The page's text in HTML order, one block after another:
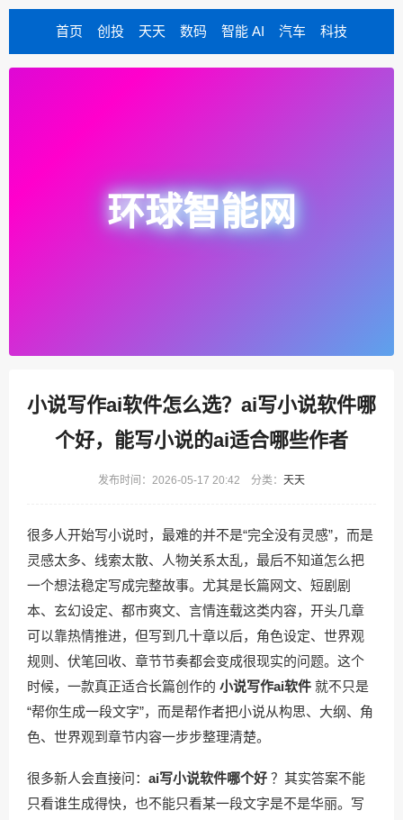
首页 创投 天天 数码 智能 AI 汽车 科技
环球智能网
小说写作ai软件怎么选？ai写小说软件哪
个好，能写小说的ai适合哪些作者
发布时间：2026-05-17 20:42 分类： 天天
很多人开始写小说时，最难的并不是“完全没有灵感”，而是
灵感太多、线索太散、人物关系太乱，最后不知道怎么把
一个想法稳定写成完整故事。尤其是长篇网文、短剧剧
本、玄幻设定、都市爽文、言情连载这类内容，开头几章
可以靠热情推进，但写到几十章以后，角色设定、世界观
规则、伏笔回收、章节节奏都会变成很现实的问题。这个
时候，一款真正适合长篇创作的 小说写作ai软件 就不只是
“帮你生成一段文字”，而是帮作者把小说从构思、大纲、角
色、世界观到章节内容一步步整理清楚。
很多新人会直接问： ai写小说软件哪个好 ？其实答案不能
只看谁生成得快，也不能只看某一段文字是不是华丽。写